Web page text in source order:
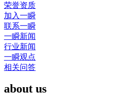
荣誉资质
加入一瞬
联系一瞬
一瞬新闻
行业新闻
一瞬观点
相关问答
about us